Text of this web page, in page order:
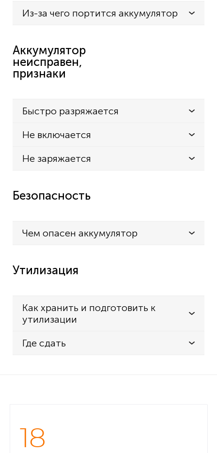
Из-за чего портится аккумулятор
Аккумулятор
неисправен,
признаки
Быстро разряжается
Не включается
Не заряжается
Безопасность
Чем опасен аккумулятор
Утилизация
Как хранить и подготовить к
утилизации
Где сдать
18